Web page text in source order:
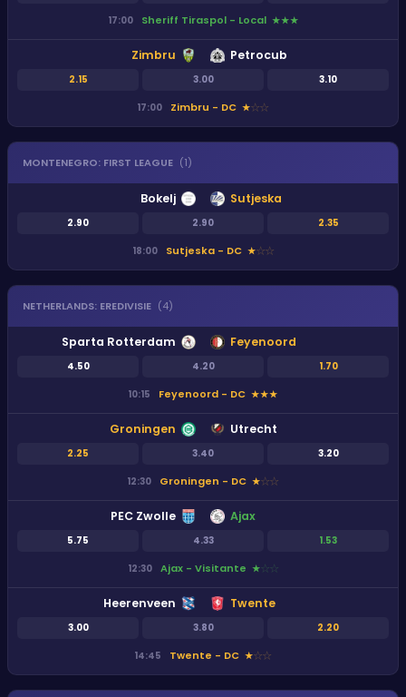
17:00 Sheriff Tiraspol - Local ★★★
Zimbru
2.15 3.00 3.10
Petrocub
17:00 Zimbru - DC ★★★
MONTENEGRO: FIRST LEAGUE (1)
Bokelj
2.90 2.90 2.35
Sutjeska
18:00 Sutjeska - DC ★★★
NETHERLANDS: EREDIVISIE (4)
Sparta Rotterdam
4.50 4.20 1.70
Feyenoord
10:15 Feyenoord - DC ★★★
Groningen
2.25 3.40 3.20
Utrecht
12:30 Groningen - DC ★★★
PEC Zwolle
5.75 4.33 1.53
Ajax
12:30 Ajax - Visitante ★★★
Heerenveen
3.00 3.80 2.20
Twente
14:45 Twente - DC ★★★